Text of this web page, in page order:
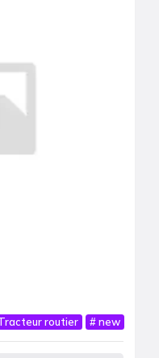
routier #new